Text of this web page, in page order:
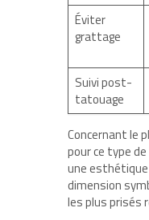
Éviter
grattage
Suivi post-
tatouage
Concernant le
pour ce type
une esthétique
dimension
les plus prisés